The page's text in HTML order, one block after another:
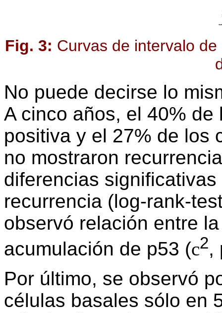
Fig. 3: Curvas de intervalo
No puede decirse lo
A cinco años, el 40%
positiva y el 27% de los
no mostraron
diferencias
recurrencia (log-rank-
observó relación entre
acumulación de p53 (c2,
Por último, se observó
células basales sólo en